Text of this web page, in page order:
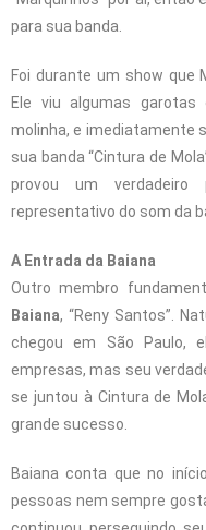
para sua banda.
Foi durante um show que
Ele viu algumas
molinha, e imediatamente
sua banda “Cintura de
provou um
representativo do som da
A Entrada da Baiana
Outro membro
Baiana, “Reny Santos”.
chegou em São Paulo,
empresas, mas seu
se juntou à Cintura de
grande sucesso.
Baiana conta que no
pessoas nem sempre